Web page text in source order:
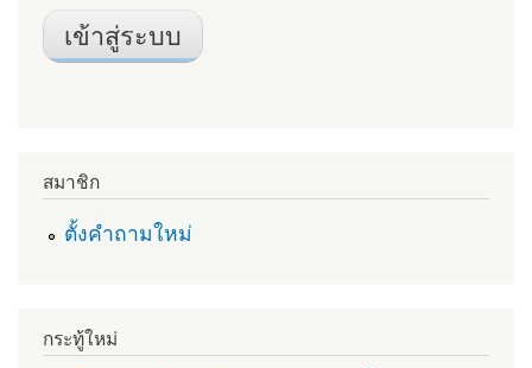
สมาชิก
ตั้งคำถามใหม่
กระทู้ใหม่